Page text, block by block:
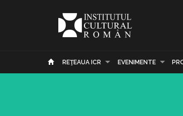
REŢEAUA ICR EVENIMENTE